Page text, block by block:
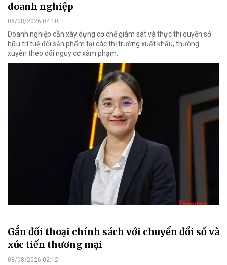
doanh nghiệp
08/08/2026 04:10
Doanh nghiệp cần xây dựng cơ chế giám sát và thực thi quyền sở
hữu trí tuệ đối sản phẩm tại các thị trường xuất khẩu, thường
xuyên theo dõi nguy cơ xâm phạm.
Gắn đối thoại chính sách với chuyển đổi số và
xúc tiến thương mại
08/08/2026 02:12